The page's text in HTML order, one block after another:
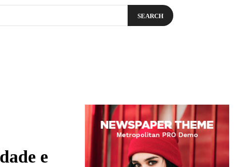
SEARCH
e